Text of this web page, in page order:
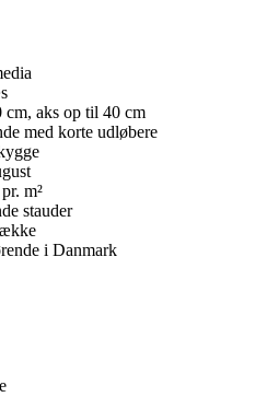
cm, aks op til 40 cm
med korte udløbere
m²
stauder
i Danmark